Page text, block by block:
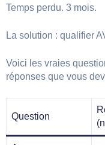
Temps perdu. 3 mois.
La solution : qualifier
Voici les vraies
réponses que vous
Question